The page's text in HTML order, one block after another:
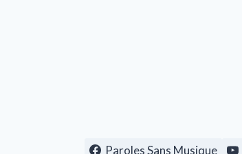
Paroles Sans Musique